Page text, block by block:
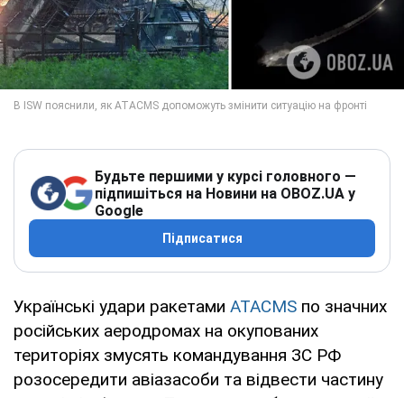
Будьте першими у курсі головного —
підпишіться на Новини на OBOZ.UA у
Google
Підписатися
Українські удари ракетами ATACMS по значних
російських аеродромах на окупованих
територіях змусять командування ЗС РФ
розосередити авіазасоби та відвести частину